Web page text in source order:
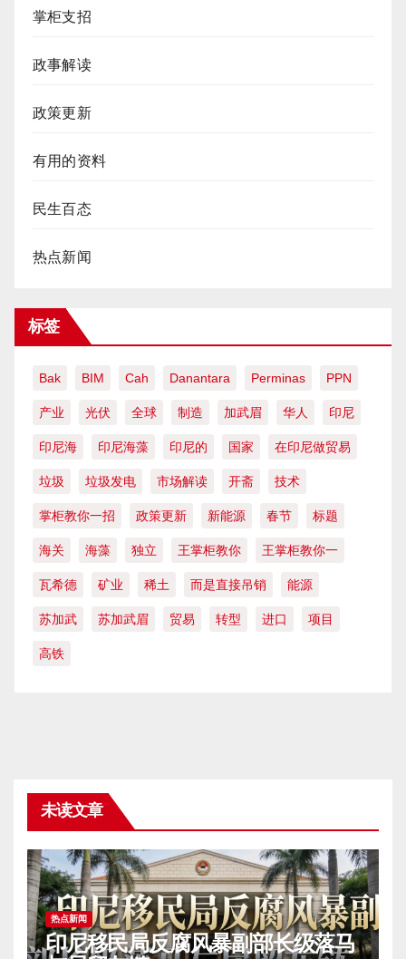
掌柜支招
政事解读
政策更新
有用的资料
民生百态
热点新闻
标签
Bak BIM Cah Danantara Perminas PPN
产业 光伏 全球 制造 加武眉 华人 印尼
印尼海 印尼海藻 印尼的 国家 在印尼做贸易
垃圾 垃圾发电 市场解读 开斋 技术
掌柜教你一招 政策更新 新能源 春节 标题
海关 海藻 独立 王掌柜教你 王掌柜教你一
瓦希德 矿业 稀土 而是直接吊销 能源
苏加武 苏加武眉 贸易 转型 进口 项目
高铁
未读文章
热点新闻
印尼移民局反腐风暴副部长级落马